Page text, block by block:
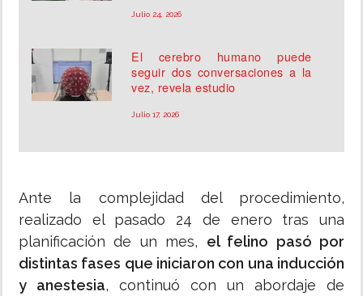
Julio 24, 2026
El cerebro humano puede
seguir dos conversaciones a la
vez, revela estudio
Julio 17, 2026
Ante la complejidad del procedimiento,
realizado el pasado 24 de enero tras una
planificación de un mes, el felino pasó por
distintas fases que iniciaron con una inducción
y anestesia, continuó con un abordaje de